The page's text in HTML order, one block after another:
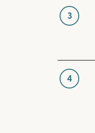
3
4